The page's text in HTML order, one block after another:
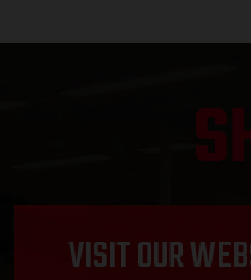
VISIT OUR